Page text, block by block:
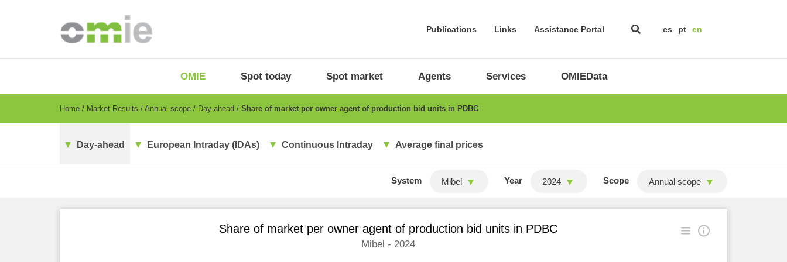
Publications Links Assistance Portal es pt en
EN
OMIE Spot today Spot market Agents Services OMIEData
Breadcrumb
Home Market Results Annual scope Day-ahead Share of market per owner agent of production bid units in PDBC
Day-ahead European Intraday (IDAs) Continuous Intraday Average final prices
System Mibel Year 2024 Scope Annual scope
Share of market per owner agent of production bid units in PDBC
Mibel - 2024